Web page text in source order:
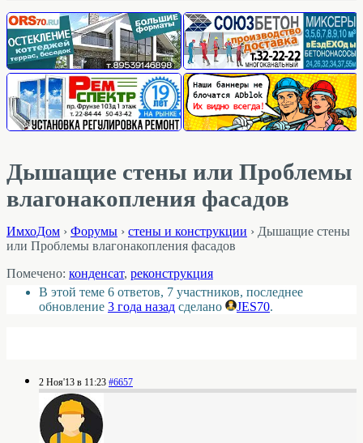
Дышащие стены или Проблемы
влагонакопления фасадов
ИмхоДом › Форумы › стены и конструкции › Дышащие стены
или Проблемы влагонакопления фасадов
Помечено: конденсат, реконструкция
В этой теме 6 ответов, 7 участников, последнее
обновление 3 года назад сделано JES70.
2 Ноя'13 в 11:23 #6657